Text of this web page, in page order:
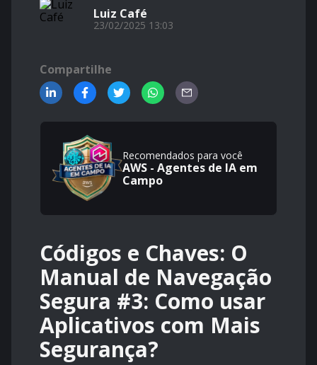
Luiz Café
23/02/2025 13:03
Compartilhe
Recomendados para você
AWS - Agentes de IA em
Campo
Códigos e Chaves: O
Manual de Navegação
Segura #3: Como usar
Aplicativos com Mais
Segurança?